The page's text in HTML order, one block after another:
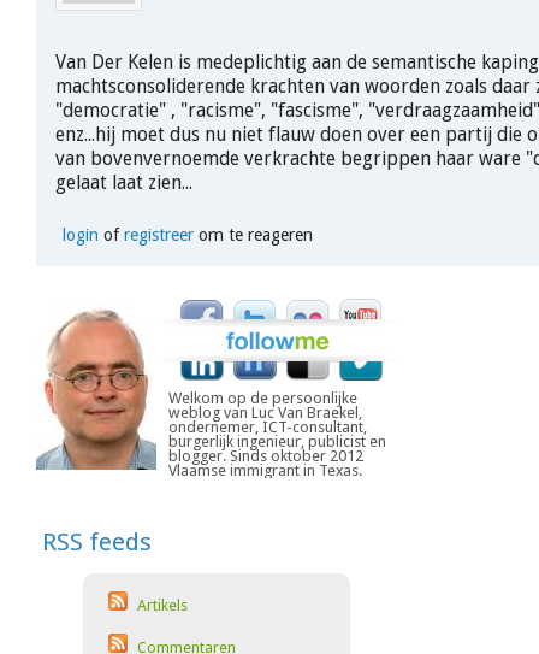
Van Der Kelen is medeplichtig aan de semantische
machtsconsoliderende krachten van woorden zoals daar
"democratie" , "racisme", "fascisme",
enz...hij moet dus nu niet flauw doen over een partij die
van bovenvernoemde verkrachte begrippen haar ware
gelaat laat zien...
login ofregistreerom te reageren
Welkom op de persoonlijke
weblog van Luc Van Braekel,
ondernemer, ICT-consultant,
burgerlijk ingenieur, publicist en
blogger. Sinds oktober 2012
Vlaamse immigrant in Texas.
RSS feeds
Artikels
Commentaren